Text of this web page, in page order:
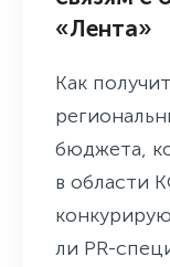
«Лента»
Как
бюджета,
в области
ли PR-